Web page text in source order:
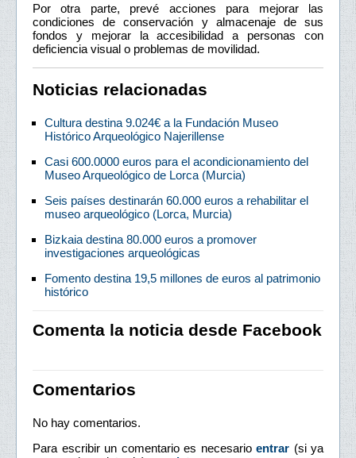
Por otra parte, prevé acciones para mejorar las
condiciones de conservación y almacenaje de sus
fondos y mejorar la accesibilidad a personas con
deficiencia visual o problemas de movilidad.
Noticias relacionadas
Cultura destina 9.024€ a la Fundación Museo
Histórico Arqueológico Najerillense
Casi 600.0000 euros para el acondicionamiento del
Museo Arqueológico de Lorca (Murcia)
Seis países destinarán 60.000 euros a rehabilitar el
museo arqueológico (Lorca, Murcia)
Bizkaia destina 80.000 euros a promover
investigaciones arqueológicas
Fomento destina 19,5 millones de euros al patrimonio
histórico
Comenta la noticia desde Facebook
Comentarios
No hay comentarios.
Para escribir un comentario es necesario entrar (si ya